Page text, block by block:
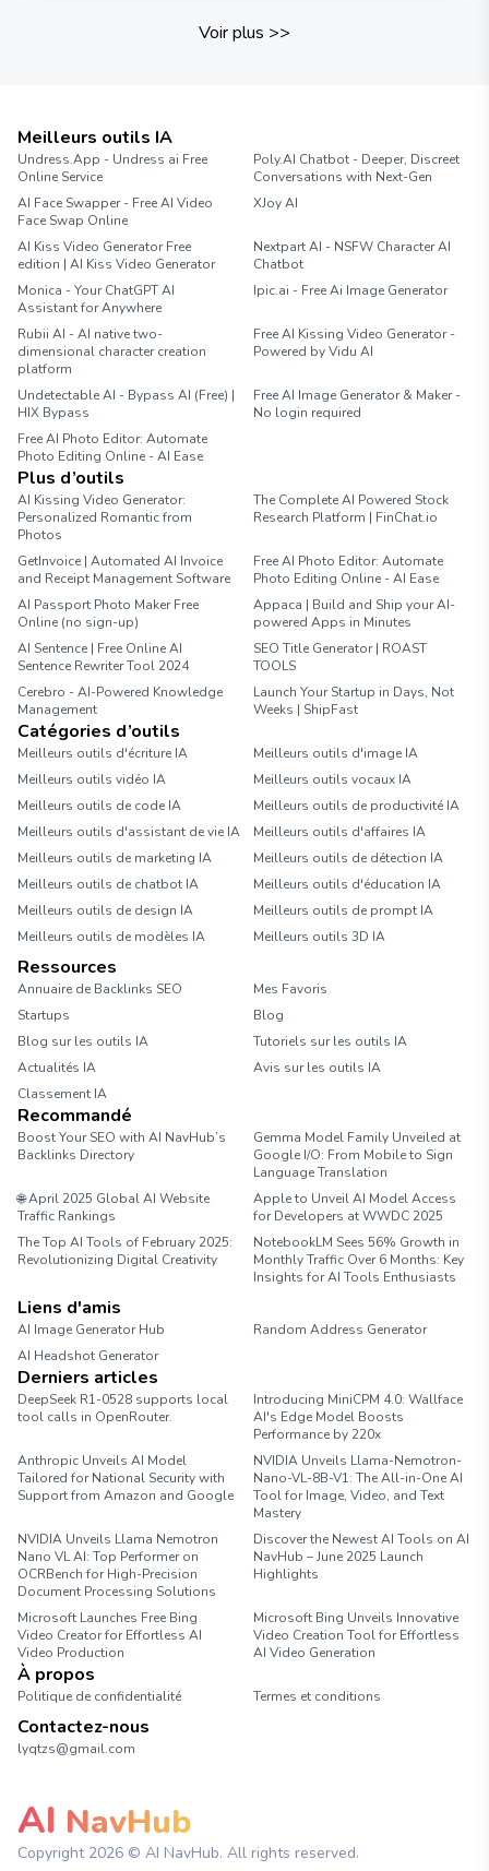
Voir plus >>
Meilleurs outils IA
Undress.App - Undress ai Free
Online Service
Poly.AI Chatbot - Deeper, Discreet
Conversations with Next-Gen
AI Face Swapper - Free AI Video
Face Swap Online
XJoy AI
AI Kiss Video Generator Free
edition | AI Kiss Video Generator
Nextpart AI - NSFW Character AI
Chatbot
Monica - Your ChatGPT AI
Assistant for Anywhere
Ipic.ai - Free Ai Image Generator
Rubii AI - AI native two-
dimensional character creation
platform
Free AI Kissing Video Generator -
Powered by Vidu AI
Undetectable AI - Bypass AI (Free) |
HIX Bypass
Free AI Image Generator & Maker -
No login required
Free AI Photo Editor: Automate
Photo Editing Online - AI Ease
Plus d’outils
AI Kissing Video Generator:
Personalized Romantic from
Photos
The Complete AI Powered Stock
Research Platform | FinChat.io
GetInvoice | Automated AI Invoice
and Receipt Management Software
Free AI Photo Editor: Automate
Photo Editing Online - AI Ease
AI Passport Photo Maker Free
Online (no sign-up)
Appaca | Build and Ship your AI-
powered Apps in Minutes
AI Sentence | Free Online AI
Sentence Rewriter Tool 2024
SEO Title Generator | ROAST
TOOLS
Cerebro - AI-Powered Knowledge
Management
Launch Your Startup in Days, Not
Weeks | ShipFast
Catégories d’outils
Meilleurs outils d'écriture IA
Meilleurs outils d'image IA
Meilleurs outils vidéo IA
Meilleurs outils vocaux IA
Meilleurs outils de code IA
Meilleurs outils de productivité IA
Meilleurs outils d'assistant de vie IA
Meilleurs outils d'affaires IA
Meilleurs outils de marketing IA
Meilleurs outils de détection IA
Meilleurs outils de chatbot IA
Meilleurs outils d'éducation IA
Meilleurs outils de design IA
Meilleurs outils de prompt IA
Meilleurs outils de modèles IA
Meilleurs outils 3D IA
Ressources
Annuaire de Backlinks SEO
Mes Favoris
Startups
Blog
Blog sur les outils IA
Tutoriels sur les outils IA
Actualités IA
Avis sur les outils IA
Classement IA
Recommandé
Boost Your SEO with AI NavHub’s
Backlinks Directory
Gemma Model Family Unveiled at
Google I/O: From Mobile to Sign
Language Translation
🌐 April 2025 Global AI Website
Traffic Rankings
Apple to Unveil AI Model Access
for Developers at WWDC 2025
The Top AI Tools of February 2025:
Revolutionizing Digital Creativity
NotebookLM Sees 56% Growth in
Monthly Traffic Over 6 Months: Key
Insights for AI Tools Enthusiasts
Liens d'amis
AI Image Generator Hub
Random Address Generator
AI Headshot Generator
Derniers articles
DeepSeek R1-0528 supports local
tool calls in OpenRouter.
Introducing MiniCPM 4.0: Wallface
AI's Edge Model Boosts
Performance by 220x
Anthropic Unveils AI Model
Tailored for National Security with
Support from Amazon and Google
NVIDIA Unveils Llama-Nemotron-
Nano-VL-8B-V1: The All-in-One AI
Tool for Image, Video, and Text
Mastery
NVIDIA Unveils Llama Nemotron
Nano VL AI: Top Performer on
OCRBench for High-Precision
Document Processing Solutions
Discover the Newest AI Tools on AI
NavHub – June 2025 Launch
Highlights
Microsoft Launches Free Bing
Video Creator for Effortless AI
Video Production
Microsoft Bing Unveils Innovative
Video Creation Tool for Effortless
AI Video Generation
À propos
Politique de confidentialité Termes et conditions
Contactez-nous
lyqtzs@gmail.com
AI NavHub
Copyright 2026 © AI NavHub. All rights reserved.